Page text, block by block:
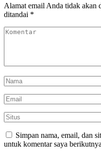
Alamat email Anda tidak akan
ditandai *
Simpan nama, email, dan
untuk komentar saya